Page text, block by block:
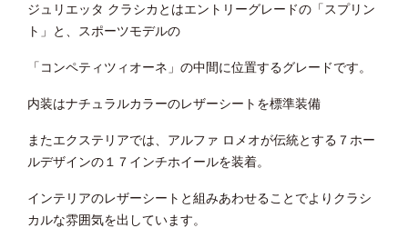
ジュリエッタ クラシカとはエントリーグレードの「スプリン
ト」と、スポーツモデルの
「コンペティツィオーネ」の中間に位置するグレードです。
内装はナチュラルカラーのレザーシートを標準装備
またエクステリアでは、アルファ ロメオが伝統とする７ホー
ルデザインの１７インチホイールを装着。
インテリアのレザーシートと組みあわせることでよりクラシ
カルな雰囲気を出しています。